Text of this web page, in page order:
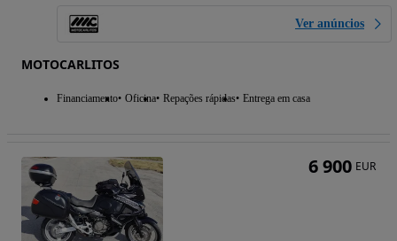
Ver anúncios
MOTOCARLITOS
Financiamento Oficina Repações rápidas Entrega em casa
6 900 EUR